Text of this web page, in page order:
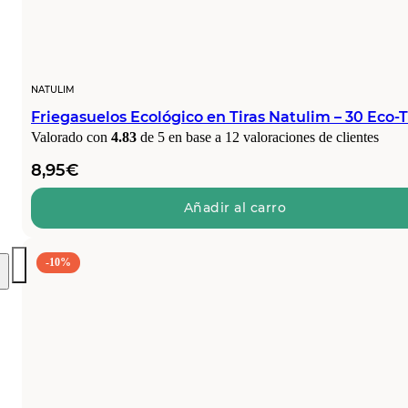
NATULIM
Friegasuelos Ecológico en Tiras Natulim – 30 Eco-
Valorado con 4.83 de 5 en base a 12 valoraciones de clientes
8,95€
Añadir al carro
-10%